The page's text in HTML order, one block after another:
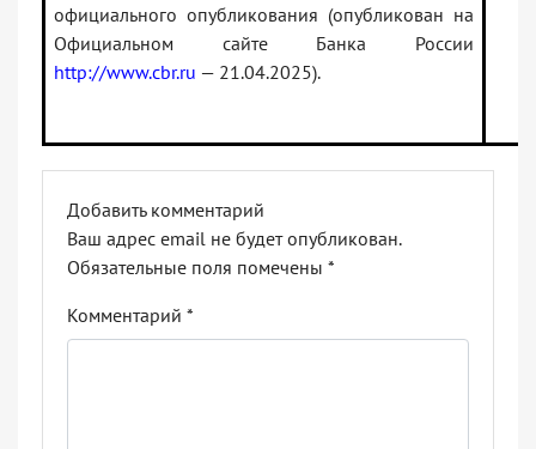
официального опубликования (опубликован на
Официальном сайте Банка России
http://www.cbr.ru — 21.04.2025).
Добавить комментарий
Ваш адрес email не будет опубликован.
Обязательные поля помечены *
Комментарий *